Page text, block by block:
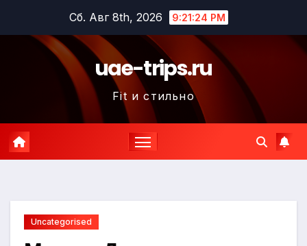
содержимому
Сб. Авг 8th, 2026 9:21:25 PM
uae-trips.ru
Fit и стильно
Uncategorised